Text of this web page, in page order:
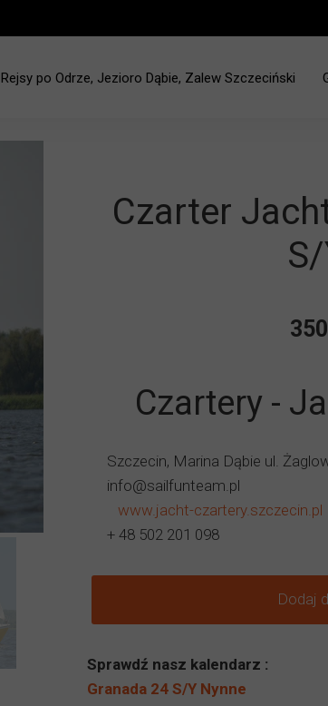
Rejsy po Odrze, Jezioro Dąbie, Zalew Szczeciński
Czarter
Czartery -
Szczecin, Marina Dąbie ul.
info@sailfunteam.pl
www.jacht-czartery.szczecin.pl
+ 48 502 201 098
Dodaj
Sprawdź nasz kalendarz :
Granada 24 S/Y Nynne